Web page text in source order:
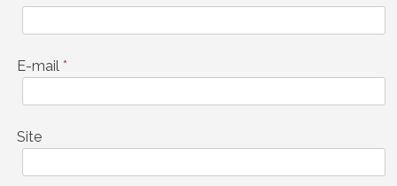
E-mail *
Site